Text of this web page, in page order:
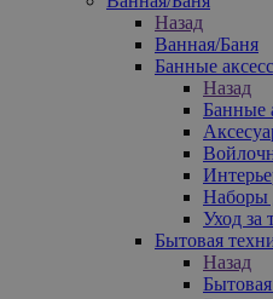
Назад
Ванная/Баня
Банные
Назад
Банные
Наборы
Уход за
Бытовая
Назад